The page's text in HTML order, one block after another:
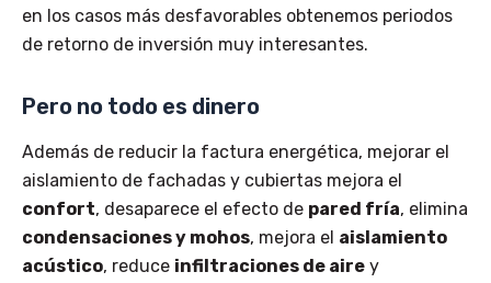
en los casos más desfavorables obtenemos periodos
de retorno de inversión muy interesantes.
Pero no todo es dinero
Además de reducir la factura energética, mejorar el
aislamiento de fachadas y cubiertas mejora el
confort, desaparece el efecto de pared fría, elimina
condensaciones y mohos, mejora el aislamiento
acústico, reduce infiltraciones de aire y